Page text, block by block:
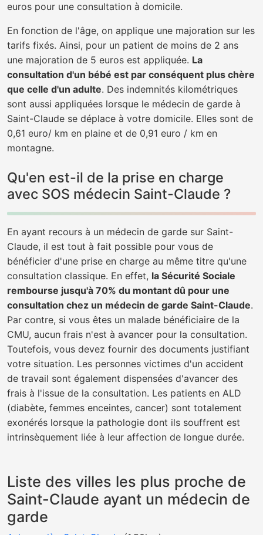
euros pour une consultation à domicile.
En fonction de l'âge, on applique une majoration sur les
tarifs fixés. Ainsi, pour un patient de moins de 2 ans
une majoration de 5 euros est appliquée. La
consultation d'un bébé est par conséquent plus chère
que celle d'un adulte. Des indemnités kilométriques
sont aussi appliquées lorsque le médecin de garde à
Saint-Claude se déplace à votre domicile. Elles sont de
0,61 euro/ km en plaine et de 0,91 euro / km en
montagne.
Qu'en est-il de la prise en charge
avec SOS médecin Saint-Claude ?
En ayant recours à un médecin de garde sur Saint-
Claude, il est tout à fait possible pour vous de
bénéficier d'une prise en charge au même titre qu'une
consultation classique. En effet, la Sécurité Sociale
rembourse jusqu'à 70% du montant dû pour une
consultation chez un médecin de garde Saint-Claude.
Par contre, si vous êtes un malade bénéficiaire de la
CMU, aucun frais n'est à avancer pour la consultation.
Toutefois, vous devez fournir des documents justifiant
votre situation. Les personnes victimes d'un accident
de travail sont également dispensées d'avancer des
frais à l'issue de la consultation. Les patients en ALD
(diabète, femmes enceintes, cancer) sont totalement
exonérés lorsque la pathologie dont ils souffrent est
intrinsèquement liée à leur affection de longue durée.
Liste des villes les plus proche de
Saint-Claude ayant un médecin de
garde